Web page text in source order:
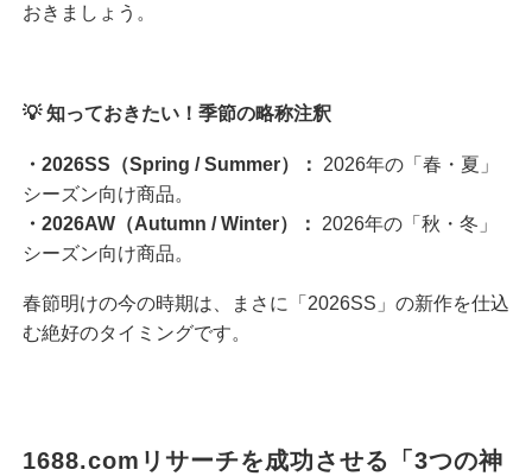
おきましょう。
💡 知っておきたい！季節の略称注釈
・2026SS（Spring / Summer）：
2026年の「春・夏」
シーズン向け商品。
・2026AW（Autumn / Winter）：
2026年の「秋・冬」
シーズン向け商品。
春節明けの今の時期は、まさに「2026SS」の新作を仕込
む絶好のタイミングです。
1688.comリサーチを成功させる「3つの神